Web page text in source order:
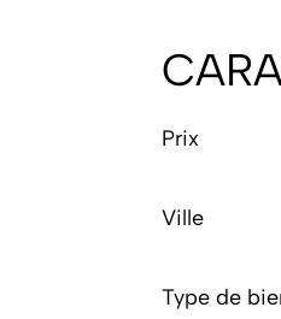
Prix
Ville
Type de